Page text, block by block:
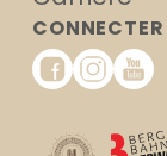
CONNECTER